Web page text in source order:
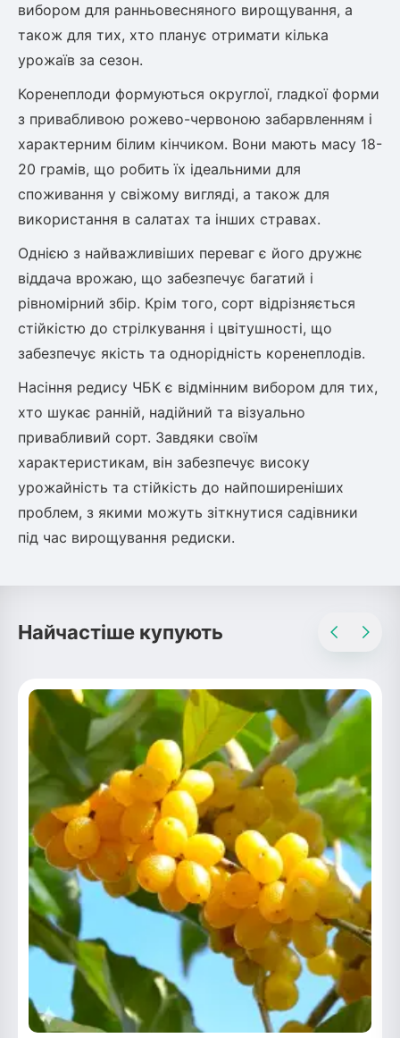
Абрикос
Обліпиха
Кизил
Диплоидная слива
Калина
Піраканта
Бузина
Багаторічні рослини
Молодило (Кам'яні троянди)
М'ята
Лаванда
Бамбук
Очиток (седум)
Вівсяниця
Барвінок
Чемерник (морозник)
Гліцинія (Вістерія)
Жимолость декоративна
Клематіс
вибором для ранньовесняного вирощування, а
також для тих, хто планує отримати кілька
урожаїв за сезон.
Коренеплоди формуються округлої, гладкої форми
з привабливою рожево-червоною забарвленням і
характерним білим кінчиком. Вони мають масу 18-
20 грамів, що робить їх ідеальними для
споживання у свіжому вигляді, а також для
використання в салатах та інших стравах.
Однією з найважливіших переваг є його дружнє
віддача врожаю, що забезпечує багатий і
рівномірний збір. Крім того, сорт відрізняється
стійкістю до стрілкування і цвітушності, що
забезпечує якість та однорідність коренеплодів.
Насіння редису ЧБК є відмінним вибором для тих,
хто шукає ранній, надійний та візуально
привабливий сорт. Завдяки своїм
характеристикам, він забезпечує високу
урожайність та стійкість до найпоширеніших
проблем, з якими можуть зіткнутися садівники
під час вирощування редиски.
Найчастіше купують